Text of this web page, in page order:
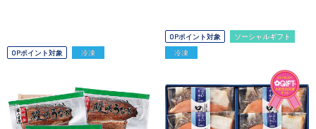
OPポイント対象 冷凍
OPポイント対象
ソーシャルギフト
冷凍